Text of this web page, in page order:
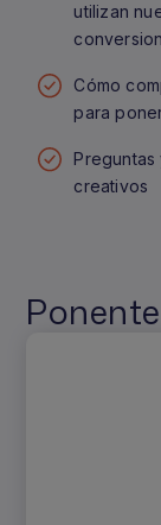
utilizan
Cómo
para
creativos